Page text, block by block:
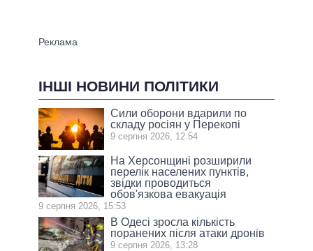
ІНШІ НОВИНИ ПОЛІТИКИ
Сили оборони вдарили по
складу росіян у Перекопі
9 серпня 2026, 12:54
На Херсонщині розширили
перелік населених пунктів,
звідки проводиться
обов'язкова евакуація
9 серпня 2026, 15:53
В Одесі зросла кількість
поранених після атаки дронів
9 серпня 2026, 13:28